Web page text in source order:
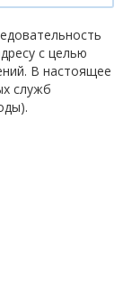
с целью
В настоящее
служб